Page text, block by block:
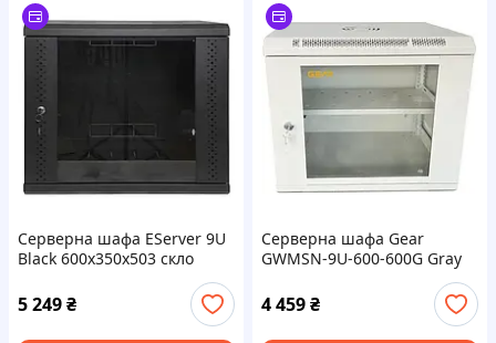
Серверна шафа EServer 9U
Black 600х350х503 скло
5 249₴
Серверна шафа Gear
GWMSN-9U-600-600G Gray
полиця 19
4 459₴